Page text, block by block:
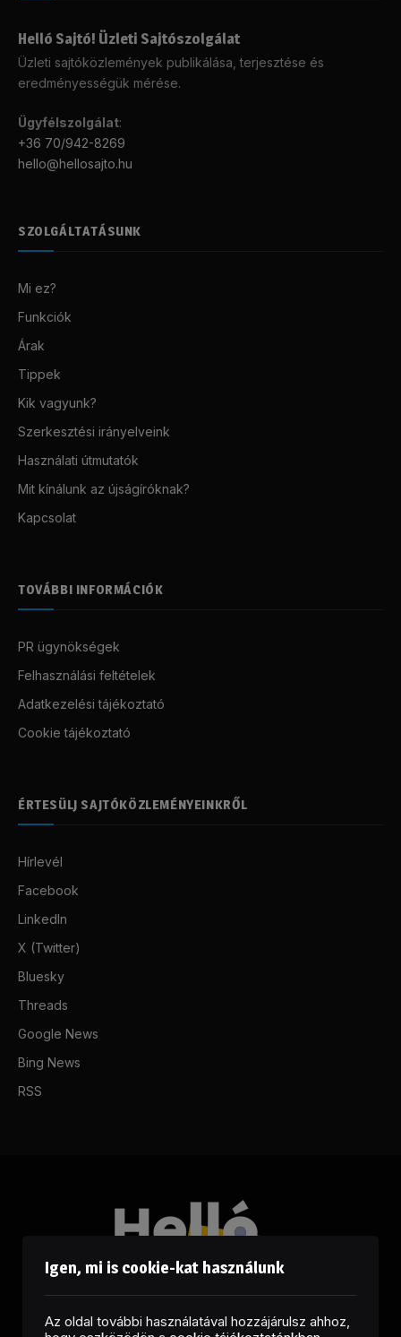
Helló Sajtó! Üzleti Sajtószolgálat
Üzleti sajtóközlemények publikálása, terjesztése és
eredményességük mérése.
Ügyfélszolgálat:
+36 70/942-8269
hello@hellosajto.hu
SZOLGÁLTATÁSUNK
Mi ez?
Funkciók
Árak
Tippek
Kik vagyunk?
Szerkesztési irányelveink
Használati útmutatók
Mit kínálunk az újságíróknak?
Kapcsolat
TOVÁBBI INFORMÁCIÓK
PR ügynökségek
Felhasználási feltételek
Adatkezelési tájékoztató
Cookie tájékoztató
ÉRTESÜLJ SAJTÓKÖZLEMÉNYEINKRŐL
Hírlevél
Facebook
LinkedIn
X (Twitter)
Bluesky
Threads
Google News
Bing News
RSS
Igen, mi is cookie-kat használunk
Az oldal további használatával hozzájárulsz ahhoz,